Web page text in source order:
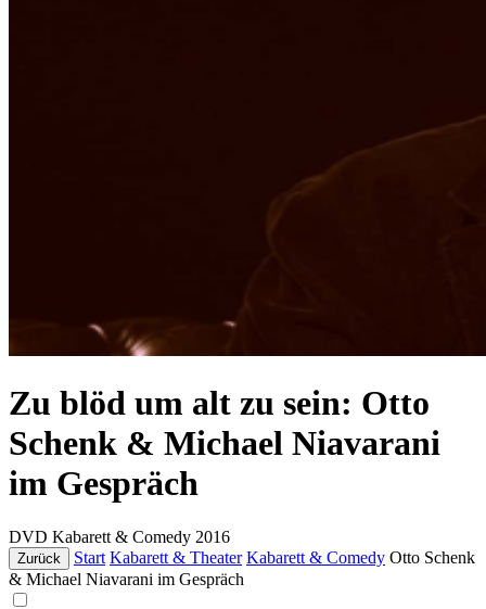
Zu blöd um alt zu sein: Otto
Schenk & Michael Niavarani
im Gespräch
DVD Kabarett & Comedy 2016
Zurück Start Kabarett & Theater Kabarett & Comedy Otto Schenk
& Michael Niavarani im Gespräch